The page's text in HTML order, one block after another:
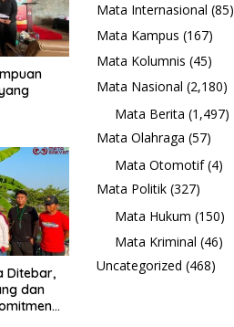
Ditebar,
dan
Mata Internasional (85)
Mata Kampus (167)
Mata Kolumnis (45)
Mata Nasional (2,180)
Mata Berita (1,497)
Mata Olahraga (57)
Mata Otomotif(4)
Mata Politik (327)
Mata Hukum (150)
Mata Kriminal (46)
Uncategorized (468)